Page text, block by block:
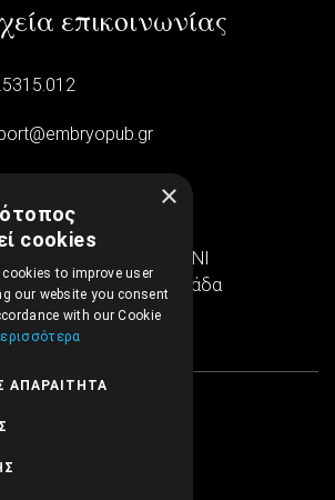
επικοινωνίας
Οδός 286
κέντρο SINTRIVANI
43 Αιγάλεω Αθήνα, Ελλάδα
×
cookies
to improve user
our website you consent
with our Cookie
ΑΠΑΡΑΊΤΗΤΑ